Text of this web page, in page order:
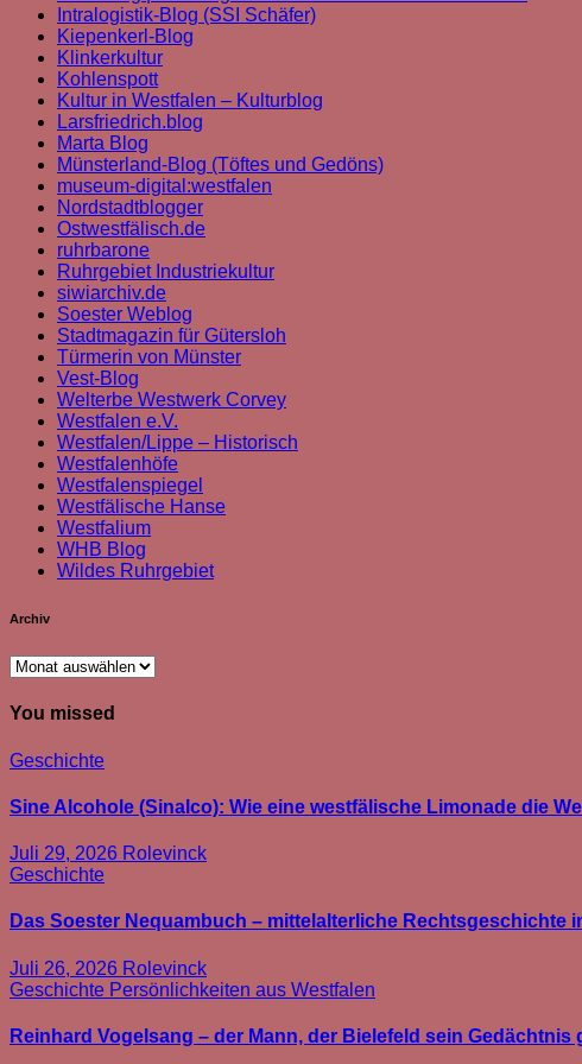
Intralogistik-Blog (SSI Schäfer)
Kiepenkerl-Blog
Klinkerkultur
Kohlenspott
Kultur in Westfalen – Kulturblog
Larsfriedrich.blog
Marta Blog
Münsterland-Blog (Töftes und Gedöns)
museum-digital:westfalen
Nordstadtblogger
Ostwestfälisch.de
ruhrbarone
Ruhrgebiet Industriekultur
siwiarchiv.de
Soester Weblog
Stadtmagazin für Gütersloh
Türmerin von Münster
Vest-Blog
Welterbe Westwerk Corvey
Westfalen e.V.
Westfalen/Lippe – Historisch
Westfalenhöfe
Westfalenspiegel
Westfälische Hanse
Westfalium
WHB Blog
Wildes Ruhrgebiet
Archiv
Archiv
You missed
Geschichte
Sine Alcohole (Sinalco): Wie eine westfälische Limonade die
Juli 29, 2026 Rolevinck
Geschichte
Das Soester Nequambuch – mittelalterliche Rechtsgeschichte
Juli 26, 2026 Rolevinck
Geschichte Persönlichkeiten aus Westfalen
Reinhard Vogelsang – der Mann, der Bielefeld sein Gedächtnis